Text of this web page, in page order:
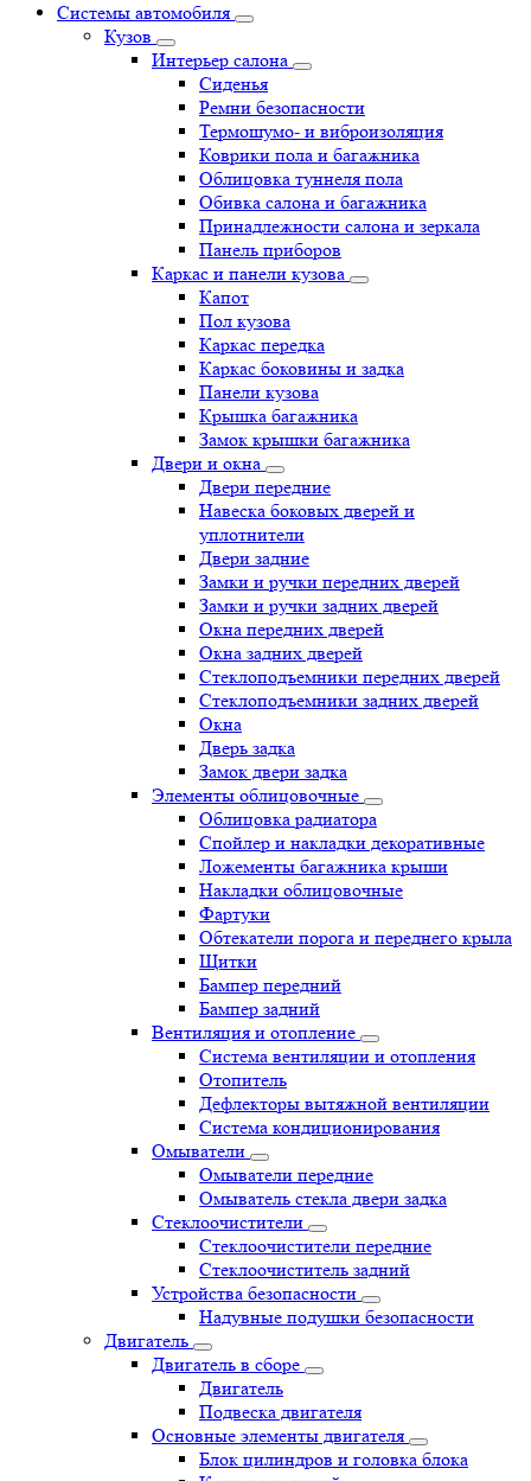
Системы автомобиля
Кузов
Интерьер салона
Сиденья
Ремни безопасности
Термошумо- и виброизоляция
Коврики пола и багажника
Облицовка туннеля пола
Обивка салона и багажника
Принадлежности салона и зеркала
Панель приборов
Каркас и панели кузова
Капот
Пол кузова
Каркас передка
Каркас боковины и задка
Панели кузова
Крышка багажника
Замок крышки багажника
Двери и окна
Двери передние
Навеска боковых дверей и
уплотнители
Двери задние
Замки и ручки передних дверей
Замки и ручки задних дверей
Окна передних дверей
Окна задних дверей
Стеклоподъемники передних дверей
Стеклоподъемники задних дверей
Окна
Дверь задка
Замок двери задка
Элементы облицовочные
Облицовка радиатора
Спойлер и накладки декоративные
Ложементы багажника крыши
Накладки облицовочные
Фартуки
Обтекатели порога и переднего крыла
Щитки
Бампер передний
Бампер задний
Вентиляция и отопление
Система вентиляции и отопления
Отопитель
Дефлекторы вытяжной вентиляции
Система кондиционирования
Омыватели
Омыватели передние
Омыватель стекла двери задка
Стеклоочистители
Стеклоочистители передние
Стеклоочиститель задний
Устройства безопасности
Надувные подушки безопасности
Двигатель
Двигатель в сборе
Двигатель
Подвеска двигателя
Основные элементы двигателя
Блок цилиндров и головка блока